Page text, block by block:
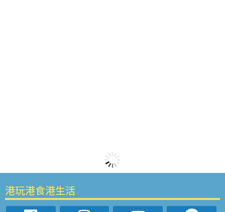
港玩港食港生活